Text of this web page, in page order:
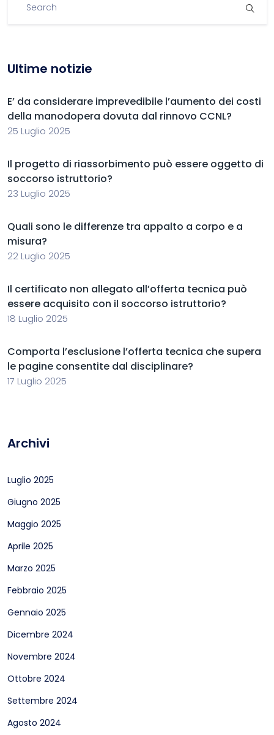
Ultime notizie
E’ da considerare imprevedibile l’aumento dei costi
della manodopera dovuta dal rinnovo CCNL?
25 Luglio 2025
Il progetto di riassorbimento può essere oggetto di
soccorso istruttorio?
23 Luglio 2025
Quali sono le differenze tra appalto a corpo e a
misura?
22 Luglio 2025
Il certificato non allegato all’offerta tecnica può
essere acquisito con il soccorso istruttorio?
18 Luglio 2025
Comporta l’esclusione l’offerta tecnica che supera
le pagine consentite dal disciplinare?
17 Luglio 2025
Archivi
Luglio 2025
Giugno 2025
Maggio 2025
Aprile 2025
Marzo 2025
Febbraio 2025
Gennaio 2025
Dicembre 2024
Novembre 2024
Ottobre 2024
Settembre 2024
Agosto 2024